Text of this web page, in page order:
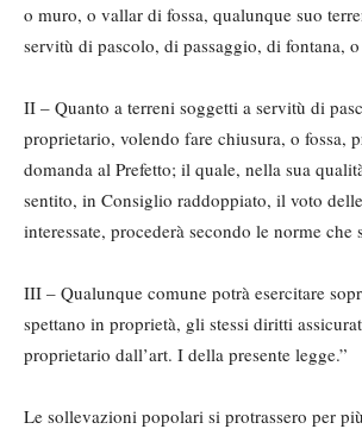
o muro, o vallar di fossa, qualunque suo
servitù di pascolo, di passaggio, di fontana, o
II – Quanto a terreni soggetti a servitù di
proprietario, volendo fare chiusura, o fossa,
domanda al Prefetto; il quale, nella sua
sentito, in Consiglio raddoppiato, il voto
interessate, procederà secondo le norme che
III – Qualunque comune potrà esercitare
spettano in proprietà, gli stessi diritti
proprietario dall’art. I della presente legge.”
Le sollevazioni popolari si protrassero per